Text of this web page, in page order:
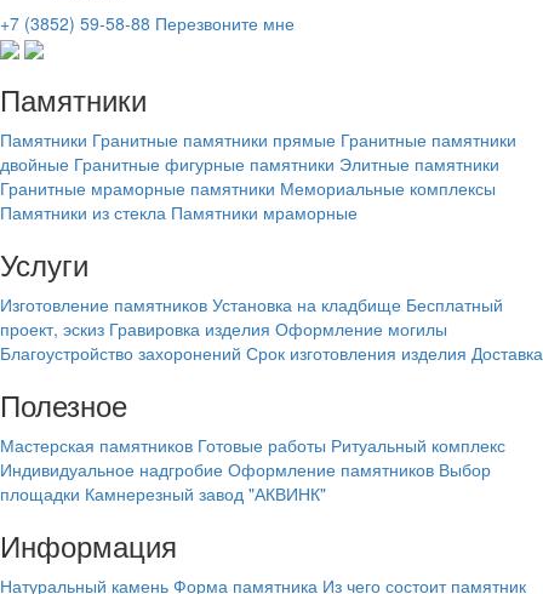
+7 (3852) 59-58-88 Перезвоните мне
Памятники
Памятники Гранитные памятники прямые Гранитные памятники
двойные Гранитные фигурные памятники Элитные памятники
Гранитные мраморные памятники Мемориальные комплексы
Памятники из стекла Памятники мраморные
Услуги
Изготовление памятников Установка на кладбище Бесплатный
проект, эскиз Гравировка изделия Оформление могилы
Благоустройство захоронений Срок изготовления изделия Доставка
Полезное
Мастерская памятников Готовые работы Ритуальный комплекс
Индивидуальное надгробие Оформление памятников Выбор
площадки Камнерезный завод "АКВИНК"
Информация
Натуральный камень Форма памятника Из чего состоит памятник